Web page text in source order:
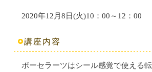
2020年12月8日(火)10：00～12：00
講座内容
ポーセラーツはシール感覚で使える